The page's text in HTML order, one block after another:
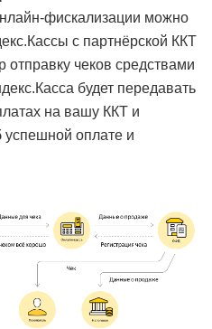
фискализации можно
с партнёрской ККТ
отправку чеков средствами
будет передавать
на вашу ККТ и
оплате и